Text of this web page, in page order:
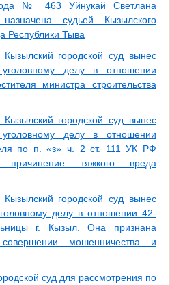
№ 463 Уйнукай Светлана
судьей Кызылского
Республики Тыва
городской суд вынес
делу в отношении
министра строительства
городской суд вынес
делу в отношении
по п. «з» ч. 2 ст. 111 УК РФ
причинение тяжкого вреда
городской суд вынес
делу в отношении 42-
г. Кызыл. Она признана
мошенничества и
суд для рассмотрения по